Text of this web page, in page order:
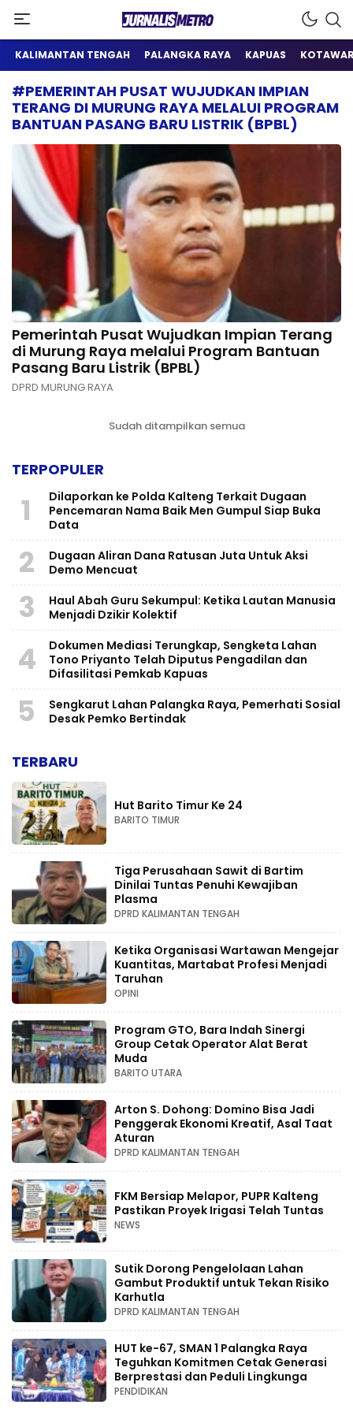
Jurnalis Metro
Satu Wadah Informasi
KALIMANTAN TENGAH PALANGKA RAYA KAPUAS
#PEMERINTAH PUSAT WUJUDKAN IMPIAN
TERANG DI MURUNG RAYA MELALUI PROGRAM
BANTUAN PASANG BARU LISTRIK (BPBL)
Pemerintah Pusat Wujudkan Impian Terang
di Murung Raya melalui Program Bantuan
Pasang Baru Listrik (BPBL)
DPRD MURUNG RAYA
Sudah ditampilkan semua
TERPOPULER
1
Dilaporkan ke Polda Kalteng Terkait Dugaan
Pencemaran Nama Baik Men Gumpul Siap Buka
Data
2
Dugaan Aliran Dana Ratusan Juta Untuk Aksi
Demo Mencuat
3
Haul Abah Guru Sekumpul: Ketika Lautan Manusia
Menjadi Dzikir Kolektif
4
​Dokumen Mediasi Terungkap, Sengketa Lahan
Tono Priyanto Telah Diputus Pengadilan dan
Difasilitasi Pemkab Kapuas
5
Sengkarut Lahan Palangka Raya, Pemerhati Sosial
Desak Pemko Bertindak
TERBARU
Hut Barito Timur Ke 24
BARITO TIMUR
Tiga Perusahaan Sawit di Bartim
Dinilai Tuntas Penuhi Kewajiban
Plasma
DPRD KALIMANTAN TENGAH
Ketika Organisasi Wartawan Mengejar
Kuantitas, Martabat Profesi Menjadi
Taruhan
OPINI
Program GTO, Bara Indah Sinergi
Group Cetak Operator Alat Berat
Muda
BARITO UTARA
Arton S. Dohong: Domino Bisa Jadi
Penggerak Ekonomi Kreatif, Asal Taat
Aturan
DPRD KALIMANTAN TENGAH
FKM Bersiap Melapor, PUPR Kalteng
Pastikan Proyek Irigasi Telah Tuntas
NEWS
Sutik Dorong Pengelolaan Lahan
Gambut Produktif untuk Tekan Risiko
Karhutla
DPRD KALIMANTAN TENGAH
HUT ke-67, SMAN 1 Palangka Raya
Teguhkan Komitmen Cetak Generasi
Berprestasi dan Peduli Lingkunga
PENDIDIKAN